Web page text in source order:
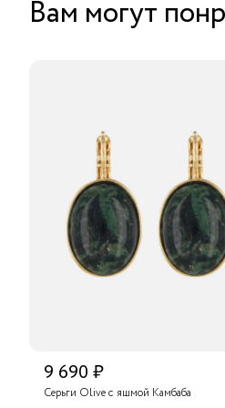
Вам могут
9 690 ₽
Серьги Olive с яшмой Камбаба